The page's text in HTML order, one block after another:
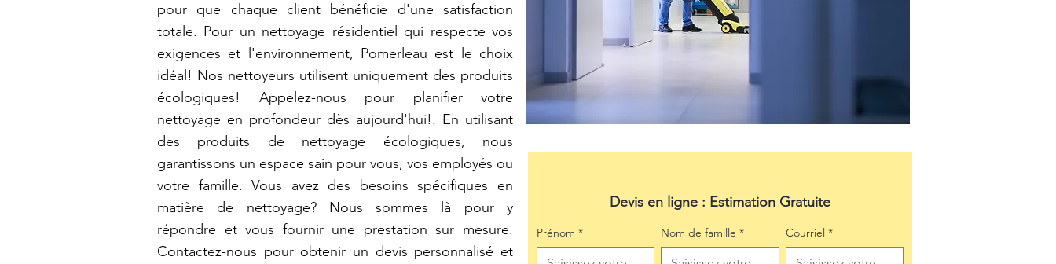
pour que chaque client bénéficie d'une satisfaction
totale. Pour un nettoyage résidentiel qui respecte vos
exigences et l'environnement, Pomerleau est le choix
idéal! Nos nettoyeurs utilisent uniquement des produits
écologiques! Appelez-nous pour planifier votre
nettoyage en profondeur dès aujourd'hui!. En utilisant
des produits de nettoyage écologiques, nous
garantissons un espace sain pour vous, vos employés ou
votre famille. Vous avez des besoins spécifiques en
matière de nettoyage? Nous sommes là pour y
répondre et vous fournir une prestation sur mesure.
Contactez-nous pour obtenir un devis personnalisé et
Devis en ligne : Estimation Gratuite
Prénom * Nom de famille * Courriel *